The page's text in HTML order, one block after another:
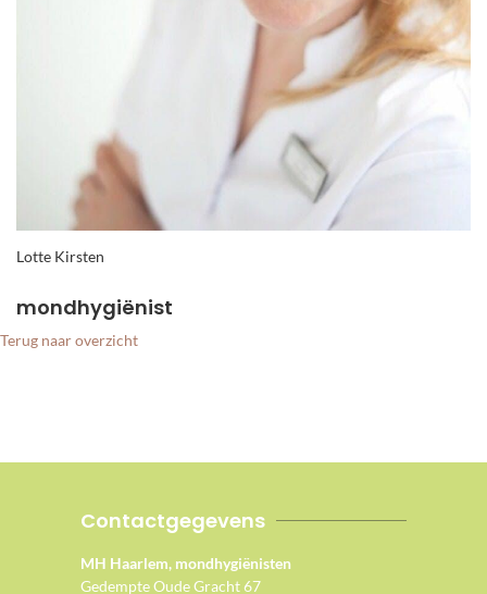
Lotte Kirsten
mondhygiënist
Terug naar overzicht
Contactgegevens
MH Haarlem, mondhygiënisten
Gedempte Oude Gracht 67